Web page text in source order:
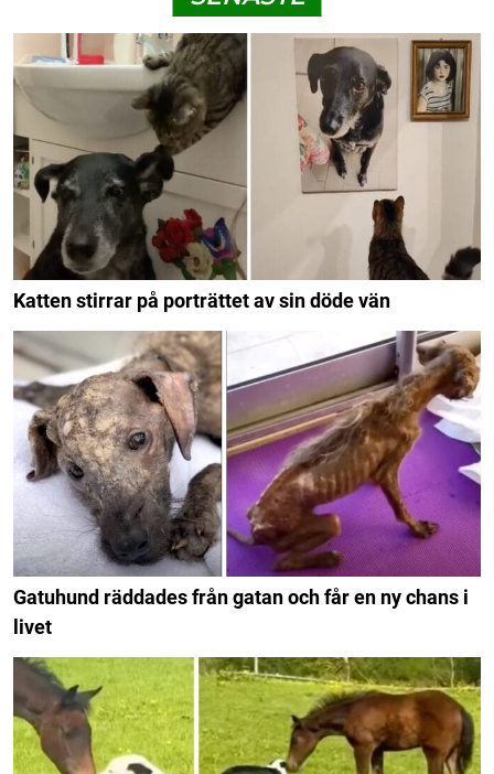
Katten stirrar på porträttet av sin döde vän
Gatuhund räddades från gatan och får en ny chans i
livet